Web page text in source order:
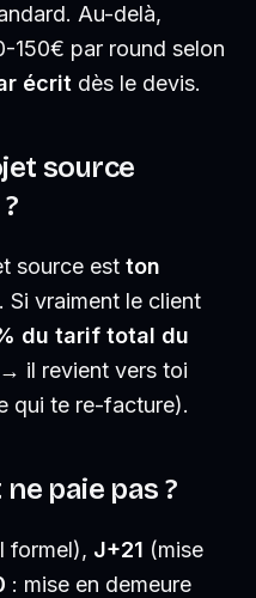
Au-delà,
150€ par round selon
écrit dès le devis.
source
source est ton
Si vraiment le client
du tarif total du
il revient vers toi
qui te re-facture).
paie pas ?
formel), J+21 (mise
: mise en demeure